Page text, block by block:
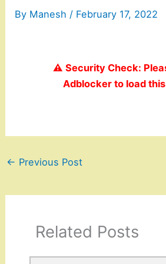
By Manesh / February 17, 2022
⚠️ Security Check:
Adblocker to load
← Previous Post
Related Posts